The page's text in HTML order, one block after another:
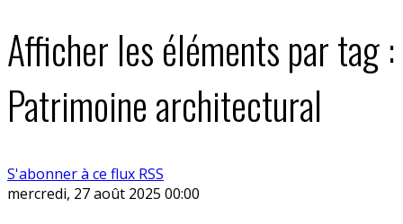
Afficher les éléments par tag :
Patrimoine architectural
S'abonner à ce flux RSS
mercredi, 27 août 2025 00:00